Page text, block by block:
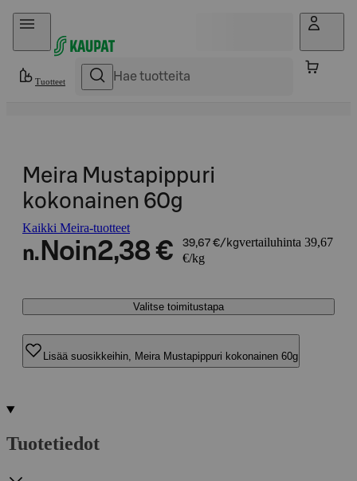
Hyppää sisältöön
Tuotteet
Meira Mustapippuri
kokonainen 60g
Kaikki Meira-tuotteet
n. Noin2,38 € 39,67 €/kgvertailuhinta 39,67
€/kg
Valitse toimitustapa
Lisää suosikkeihin, Meira Mustapippuri kokonainen 60g
Tuotetiedot